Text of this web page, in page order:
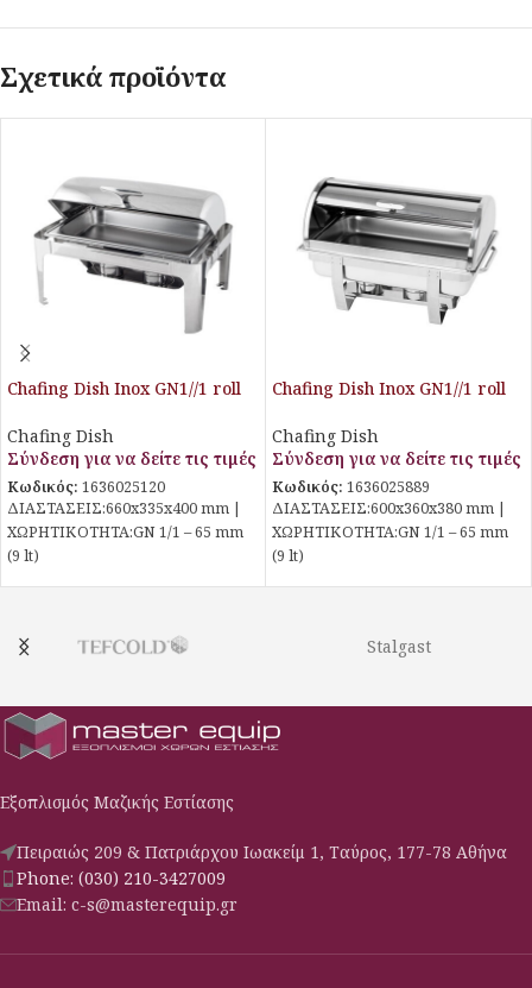
Σχετικά προϊόντα
Chafing Dish Inox GN1//1 roll
Chafing Dish
Σύνδεση για να δείτε τις τιμές
Κωδικός: 1636025120
ΔΙΑΣΤΑΣΕΙΣ:660x335x400 mm |
ΧΩΡΗΤΙΚΟΤΗΤΑ:GN 1/1 – 65 mm
(9 lt)
Chafing Dish Inox GN1//1 roll
Chafing Dish
Σύνδεση για να δείτε τις τιμές
Κωδικός: 1636025889
ΔΙΑΣΤΑΣΕΙΣ:600x360x380 mm |
ΧΩΡΗΤΙΚΟΤΗΤΑ:GN 1/1 – 65 mm
(9 lt)
Stalgast
Εξοπλισμός Μαζικής Εστίασης
Πειραιώς 209 & Πατριάρχου Ιωακείμ 1, Ταύρος, 177-78 Αθήνα
Phone: (030) 210-3427009
Email: c-s@masterequip.gr